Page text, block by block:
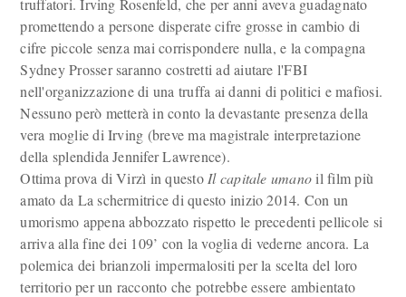
truffatori. Irving Rosenfeld, che per anni aveva guadagnato
promettendo a persone disperate cifre grosse in cambio di
cifre piccole senza mai corrispondere nulla, e la compagna
Sydney Prosser saranno costretti ad aiutare l'FBI
nell'organizzazione di una truffa ai danni di politici e mafiosi.
Nessuno però metterà in conto la devastante presenza della
vera moglie di Irving (breve ma magistrale interpretazione
della splendida Jennifer Lawrence).
Ottima prova di Virzì in questo Il capitale umanoil film più
amato da La schermitrice di questo inizio 2014. Con un
umorismo appena abbozzato rispetto le precedenti pellicole si
arriva alla fine dei 109’ con la voglia di vederne ancora. La
polemica dei brianzoli impermalositi per la scelta del loro
territorio per un racconto che potrebbe essere ambientato